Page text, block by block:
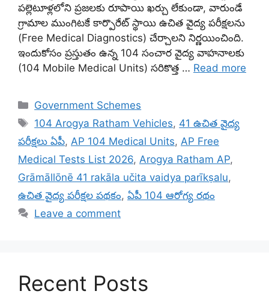
పల్లెటూళ్లలోని ప్రజలకు రూపాయి ఖర్చు లేకుండా, వారుండే
గ్రామాల ముంగిటకే కార్పొరేట్ స్థాయి ఉచిత వైద్య పరీక్షలను
(Free Medical Diagnostics) చేర్చాలని నిర్ణయించింది.
ఇందుకోసం ప్రస్తుతం ఉన్న 104 సంచార వైద్య వాహనాలకు
(104 Mobile Medical Units) సరికొత్త … Read more
Categories
Government Schemes
Tags
104 Arogya Ratham Vehicles, 41 ఉచిత వైద్య
పరీక్షలు ఏపీ, AP 104 Medical Units, AP Free
Medical Tests List 2026, Arogya Ratham AP,
Grāmāllōnē 41 rakāla učita vaidya parīkṣalu,
ఉచిత వైద్య పరీక్షల పథకం, ఏపీ 104 ఆరోగ్య రథం
Leave a comment
Recent Posts